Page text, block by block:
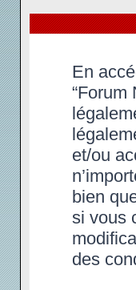
En
“Forum
et/ou
bien
si vous
des